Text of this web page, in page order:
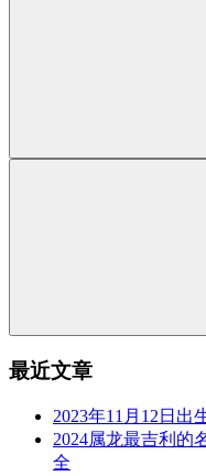
最近文章
2023年11月12日出
2024属龙最吉利的
全